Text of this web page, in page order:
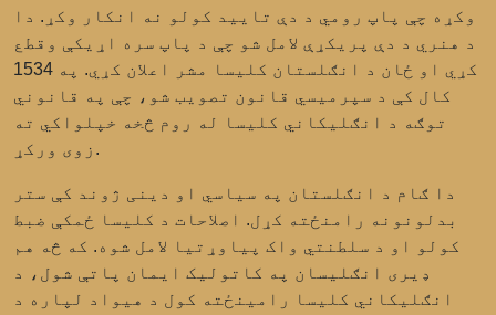
وکړه چې پاپ رومي د دې تایید کولو نه انکار وکړ. دا
د هنري د دې پریکړې لامل شو چې د پاپ سره اړیکې وقطع
کړي او ځان د انګلستان کلیسا مشر اعلان کړي. په 1534
کال کې د سپرمیسي قانون تصویب شو، چې په قانوني
توګه د انګلیکاني کلیسا له روم څخه خپلواکي ته
زوی ورکړ.
دا ګام د انګلستان په سیاسي او دینی ژوند کې ستر
بدلونونه رامنځته کړل. اصلاحات د کلیسا ځمکې ضبط
کولو او د سلطنتي واک پیاوړتیا لامل شوه. که څه هم
ډیری انګلیسان په کاتولیک ایمان پاتې شول، د
انګلیکاني کلیسا رامینځته کول د هیواد لپاره د